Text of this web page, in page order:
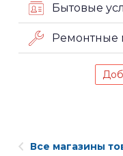
Бытовые
Ремонтные
Все магазины